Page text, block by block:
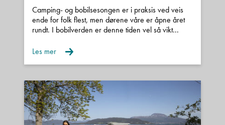
Camping- og bobilsesongen er i praksis ved veis
ende for folk flest, men dørene våre er åpne året
rundt. I bobilverden er denne tiden vel så vikt...
Les mer